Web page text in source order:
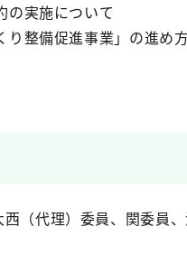
実施について
備促進事業」の進め
（代理）委員、関委員、